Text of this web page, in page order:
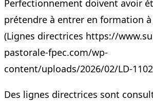
Perfectionnement doivent avoir
prétendre à entrer en formation
(Lignes directrices https://
pastorale-fpec.com/wp-
content/uploads/2026/02/LD-
Des lignes directrices sont